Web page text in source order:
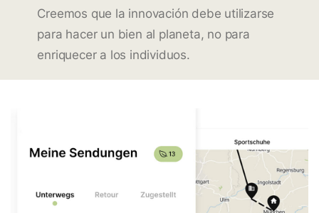
Creemos que la innovación debe utilizarse
para hacer un bien al planeta, no para
enriquecer a los individuos.